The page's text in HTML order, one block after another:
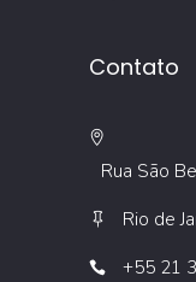
Contato
Rua São
Rio de
+55 21